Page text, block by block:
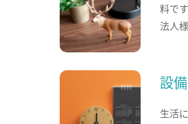
料です
法人
設
生活